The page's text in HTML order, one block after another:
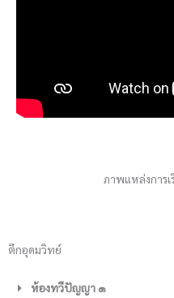
ภาพแหล่งการเ
ตึกอุดมวิทย์
ห้องทวีปัญญา ๑